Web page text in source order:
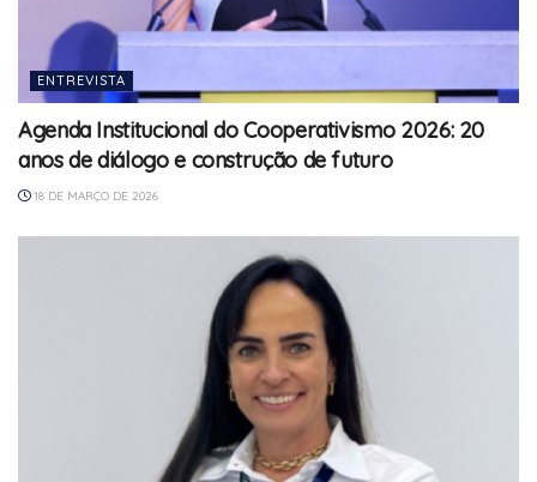
ENTREVISTA
Agenda Institucional do Cooperativismo 2026: 20
anos de diálogo e construção de futuro
18 DE MARÇO DE 2026